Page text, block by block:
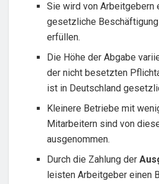
Sie wird von Arbeitgebern
gesetzliche
erfüllen.
Die Höhe der Abgabe
der nicht besetzten
ist in Deutschland
Kleinere Betriebe mit
Mitarbeitern sind von
ausgenommen.
Durch die Zahlung der
leisten Arbeitgeber einen